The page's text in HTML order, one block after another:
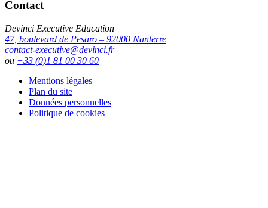
Contact
Devinci Executive Education
47, boulevard de Pesaro – 92000 Nanterre
contact-executive@devinci.fr
ou +33 (0)1 81 00 30 60
Mentions légales
Plan du site
Données personnelles
Politique de cookies